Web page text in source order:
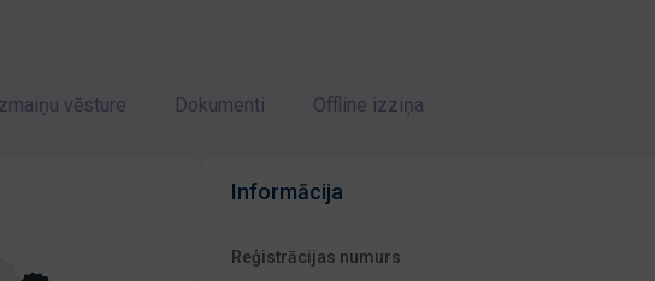
vēsture Dokumenti Offline izziņa
Informācija
Reģistrācijas numurs